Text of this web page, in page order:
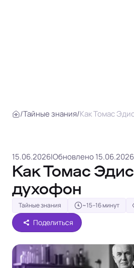
/Тайные знания/Как Томас
15.06.2026|Обновлено 15.06.2026
Как Томас
духофон
Тайные знания ~15–16 минут
Поделиться